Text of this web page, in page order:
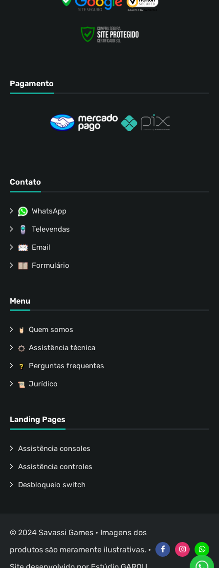
Pagamento
Contato
WhatsApp
Televendas
Email
Formulário
Menu
Quem somos
Assistência técnica
Perguntas frequentes
Jurídico
Landing Pages
Assistência consoles
Assistência controles
Desbloqueio switch
© 2024 Savassi Games • Imagens dos
produtos são meramente ilustrativas. •